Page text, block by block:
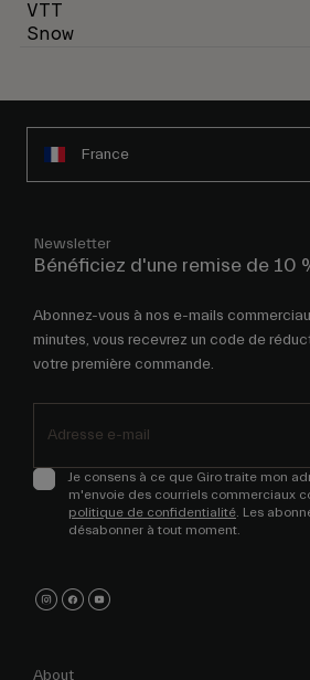
VTT
Snow
France
Newsletter
Bénéficiez d'une remise de 10
Abonnez-vous à nos e-mails
minutes, vous recevrez un code de
votre première commande.
Je consens à ce que Giro traite mon
m'envoie des courriels commerciaux
politique de confidentialité. Les
désabonner à tout moment.
About